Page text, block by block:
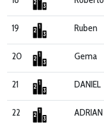
19 Ruben
20 Gema
21 DANIEL
22 ADRIAN